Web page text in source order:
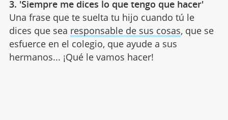
3. 'Siempre me dices lo que tengo que hacer'
Una frase que te suelta tu hijo cuando tú le
dices que sea responsable de sus cosas, que se
esfuerce en el colegio, que ayude a sus
hermanos... ¡Qué le vamos hacer!